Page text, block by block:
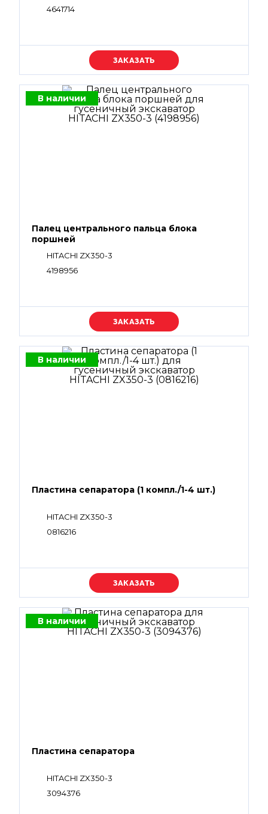
4641714
Уточняйте цену
В наличии
Палец центрального пальца блока
поршней
HITACHI ZX350-3
4198956
Уточняйте цену
В наличии
Пластина сепаратора (1 компл./1-4 шт.)
HITACHI ZX350-3
0816216
Уточняйте цену
В наличии
Пластина сепаратора
HITACHI ZX350-3
3094376